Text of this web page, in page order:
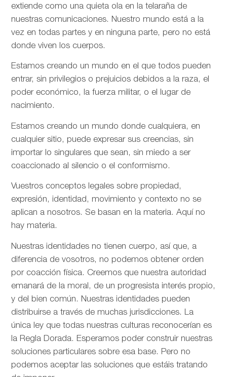
extiende como una quieta ola en la telaraña de
nuestras comunicaciones. Nuestro mundo está a la
vez en todas partes y en ninguna parte, pero no está
donde viven los cuerpos.
Estamos creando un mundo en el que todos pueden
entrar, sin privilegios o prejuicios debidos a la raza, el
poder económico, la fuerza militar, o el lugar de
nacimiento.
Estamos creando un mundo donde cualquiera, en
cualquier sitio, puede expresar sus creencias, sin
importar lo singulares que sean, sin miedo a ser
coaccionado al silencio o el conformismo.
Vuestros conceptos legales sobre propiedad,
expresión, identidad, movimiento y contexto no se
aplican a nosotros. Se basan en la materia. Aquí no
hay materia.
Nuestras identidades no tienen cuerpo, así que, a
diferencia de vosotros, no podemos obtener orden
por coacción física. Creemos que nuestra autoridad
emanará de la moral, de un progresista interés propio,
y del bien común. Nuestras identidades pueden
distribuirse a través de muchas jurisdicciones. La
única ley que todas nuestras culturas reconocerían es
la Regla Dorada. Esperamos poder construir nuestras
soluciones particulares sobre esa base. Pero no
podemos aceptar las soluciones que estáis tratando